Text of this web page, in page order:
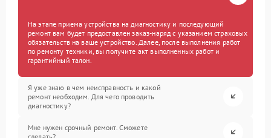
На этапе приема устройства на диагностику и последующий
ремонт вам будет предоставлен заказ-наряд с указанием страховых
обязательств на ваше устройство. Далее, после выполнения работ
по ремонту техники, вы получите акт выполненных работ и
гарантийный талон.
Я уже знаю в чем неисправность и какой
ремонт необходим. Для чего проводить
диагностику?
Мне нужен срочный ремонт. Сможете